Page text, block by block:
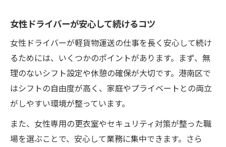
女性ドライバーが安心して続けるコツ
女性ドライバーが軽貨物運送の仕事を長く安心して続け
るためには、いくつかのポイントがあります。まず、無
理のないシフト設定や休憩の確保が大切です。港南区で
はシフトの自由度が高く、家庭やプライベートとの両立
がしやすい環境が整っています。
また、女性専用の更衣室やセキュリティ対策が整った職
場を選ぶことで、安心して業務に集中できます。さら